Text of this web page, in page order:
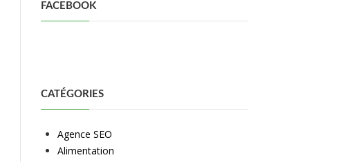
FACEBOOK
CATÉGORIES
Agence SEO
Alimentation